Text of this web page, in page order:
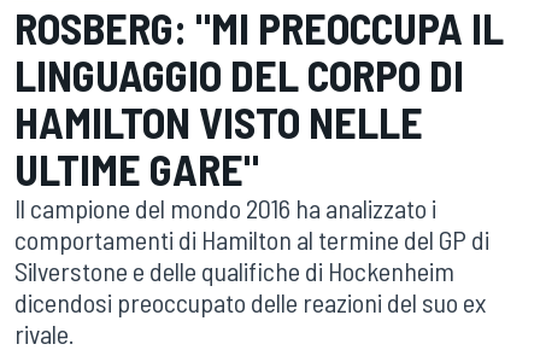
ROSBERG: "MI PREOCCUPA IL
LINGUAGGIO DEL CORPO DI
HAMILTON VISTO NELLE
ULTIME GARE"
Il campione del mondo 2016 ha analizzato i
comportamenti di Hamilton al termine del GP di
Silverstone e delle qualifiche di Hockenheim
dicendosi preoccupato delle reazioni del suo ex
rivale.